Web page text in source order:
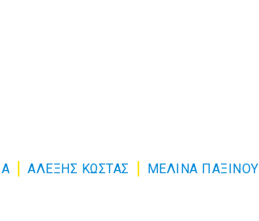
ΑΛΕΞΗΣ ΚΩΣΤΑΣ ΜΕΛΙΝΑ ΠΑΞΙΝΟΥ